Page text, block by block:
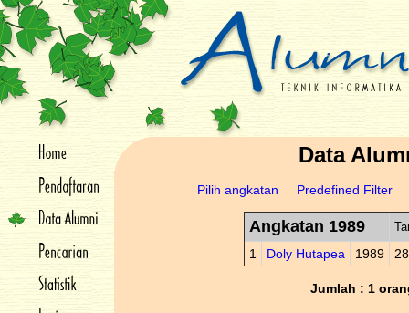
Data
Pilih angkatan Predefined Filter
Angkatan 1989
1 Doly Hutapea 1989
Jumlah : 1